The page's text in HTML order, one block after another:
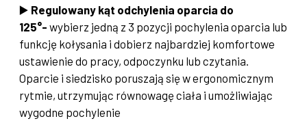
▶️ Regulowany kąt odchylenia oparcia do
125°- wybierz jedną z 3 pozycji pochylenia oparcia lub
funkcję kołysania i dobierz najbardziej komfortowe
ustawienie do pracy, odpoczynku lub czytania.
Oparcie i siedzisko poruszają się w ergonomicznym
rytmie, utrzymując równowagę ciała i umożliwiając
wygodne pochylenie